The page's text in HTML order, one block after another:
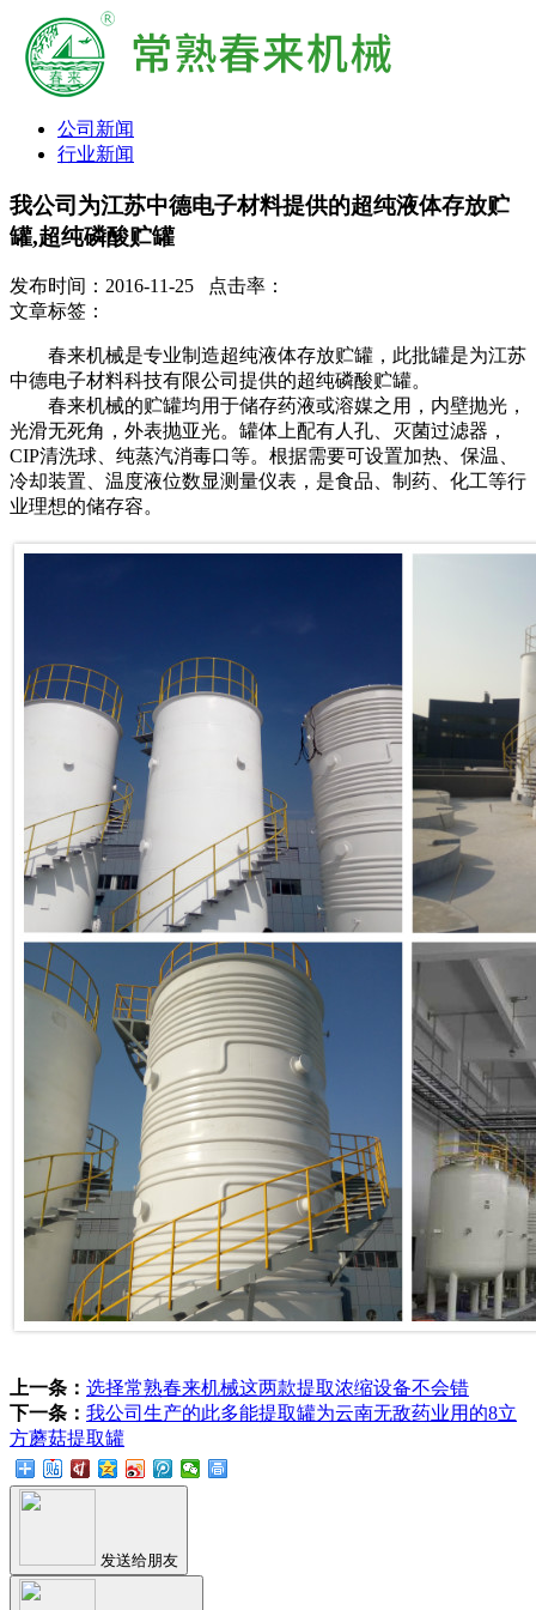
公司新闻
行业新闻
我公司为江苏中德电子材料提供的超纯液体存放贮
罐,超纯磷酸贮罐
发布时间：2016-11-25 点击率：
文章标签：
春来机械是专业制造超纯液体存放贮罐，此批罐是为江苏
中德电子材料科技有限公司提供的超纯磷酸贮罐。
春来机械的贮罐均用于储存药液或溶媒之用，内壁抛光，
光滑无死角，外表抛亚光。罐体上配有人孔、灭菌过滤器，
CIP清洗球、纯蒸汽消毒口等。根据需要可设置加热、保温、
冷却装置、温度液位数显测量仪表，是食品、制药、化工等行
业理想的储存容。
上一条： 选择常熟春来机械这两款提取浓缩设备不会错
下一条： 我公司生产的此多能提取罐为云南无敌药业用的8立
方蘑菇提取罐
发送给朋友